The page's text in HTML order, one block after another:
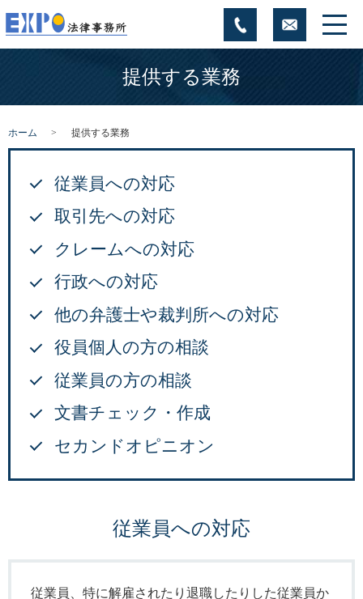
提供する業務
ホーム 提供する業務
従業員への対応
取引先への対応
クレームへの対応
行政への対応
他の弁護士や裁判所への対応
役員個人の方の相談
従業員の方の相談
文書チェック・作成
セカンドオピニオン
従業員への対応
従業員、特に解雇されたり退職したりした従業員か